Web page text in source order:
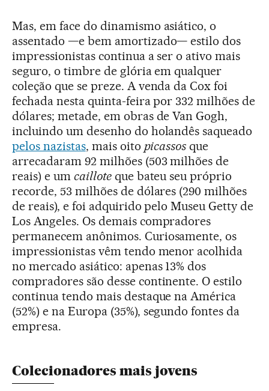
Mas, em face do dinamismo asiático, o
assentado —e bem amortizado— estilo dos
impressionistas continua a ser o ativo mais
seguro, o timbre de glória em qualquer
coleção que se preze. A venda da Cox foi
fechada nesta quinta-feira por 332 milhões de
dólares; metade, em obras de Van Gogh,
incluindo um desenho do holandês saqueado
pelos nazistas, mais oito picassos que
arrecadaram 92 milhões (503 milhões de
reais) e um cailloteque bateu seu próprio
recorde, 53 milhões de dólares (290 milhões
de reais), e foi adquirido pelo Museu Getty de
Los Angeles. Os demais compradores
permanecem anônimos. Curiosamente, os
impressionistas vêm tendo menor acolhida
no mercado asiático: apenas 13% dos
compradores são desse continente. O estilo
continua tendo mais destaque na América
(52%) e na Europa (35%), segundo fontes da
empresa.
Colecionadores mais jovens